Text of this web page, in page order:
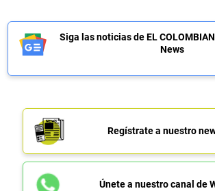
Siga las noticias de EL
News
Regístrate a nuestro
Únete a nuestro canal de